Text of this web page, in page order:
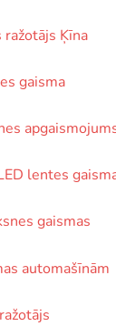
Ķīna
gaisma
lentes
gaismas
automašīnām